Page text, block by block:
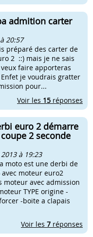
admition carter
20:57
préparé des carter de
2 ::) mais je ne sais
faire apporteras
je voudrais gratter
pour...
Voir les 15 réponses
euro 2 démarre
2 seconde
à 19:23
moto est une derbi de
moteur euro2
moteur avec admission
TYPE origine -
-boite a clapais
Voir les 7 réponses